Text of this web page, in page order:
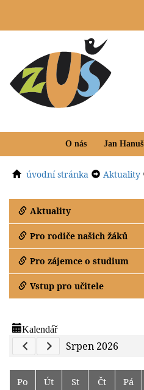
O nás Jan Hanuš
úvodní stránka Aktuality
Aktuality
Pro rodiče našich žáků
Pro zájemce o studium
Vstup pro učitele
Kalendář
Previous Calendar
Next Calendar
Srpen 2026
Po Út St Čt Pá